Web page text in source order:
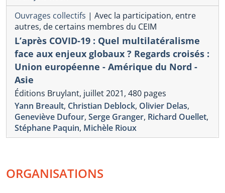
Ouvrages collectifs | Avec la participation, entre
autres, de certains membres du CEIM
L’après COVID-19 : Quel multilatéralisme
face aux enjeux globaux ? Regards croisés :
Union européenne - Amérique du Nord -
Asie
Éditions Bruylant, juillet 2021, 480 pages
Yann Breault, Christian Deblock, Olivier Delas,
Geneviève Dufour, Serge Granger, Richard Ouellet,
Stéphane Paquin, Michèle Rioux
ORGANISATIONS